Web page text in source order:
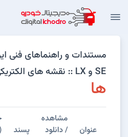
مستندات و راهنماهای فنی
SE و LX :: نقشه های الکتریکی ::
ها
عنوان
مشاهده
/ دانلود
پسند